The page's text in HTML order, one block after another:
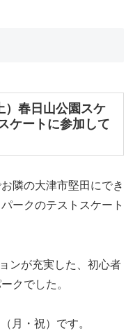
）春日山公園スケ
ケートに参加して
隣の大津市堅田にでき
ークのテストスケート
ンが充実した、初心者
クでした。
月・祝）です。